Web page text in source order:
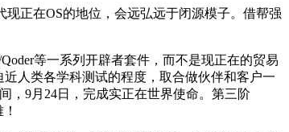
正在OS的地位，会远弘远于闭源模子。借帮强
等一系列开辟者套件，而不是现正在的贸易
人类各学科测试的程度，取合做伙伴和客户一
，9月24日，完成实正在世界使命。第三阶